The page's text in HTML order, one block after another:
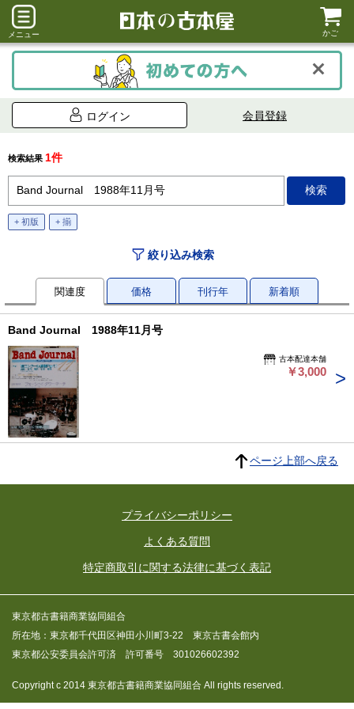
メニュー かご
ログイン 会員登録
検索結果 1件
+ 初版 + 揃
絞り込み検索
関連度 価格 刊行年 新着順
Band Journal 1988年11月号
古本配達本舗
￥3,000
ページ上部へ戻る
プライバシーポリシー
よくある質問
特定商取引に関する法律に基づく表記
東京都古書籍商業協同組合
所在地：東京都千代田区神田小川町3-22 東京古書会館内
東京都公安委員会許可済 許可番号 301026602392
Copyright c 2014 東京都古書籍商業協同組合 All rights reserved.